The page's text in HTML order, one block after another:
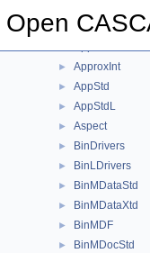
Open AppParCurves
► ApproxInt
► AppStd
► AppStdL
► Aspect
► BinDrivers
► BinLDrivers
► BinMDataStd
► BinMDataXtd
► BinMDF
► BinMDocStd